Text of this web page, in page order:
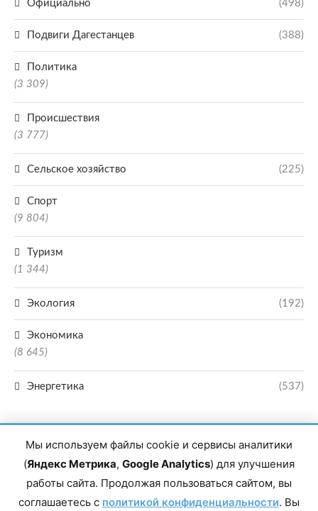
Официально (498)
Подвиги Дагестанцев (388)
Политика
(3 309)
Происшествия
(3 777)
Сельское хозяйство (225)
Спорт
(9 804)
Туризм
(1 344)
Экология (192)
Экономика
(8 645)
Энергетика (537)
Главный редактор сетевого издания Магомаев Тимур Нухович. Контакты
редакции: 8(988)-292-94-34 Почта: vestiskfo@gmail.com По вопросам
Мы используем файлы cookie и сервисы аналитики
(Яндекс Метрика, Google Analytics) для улучшения
работы сайта. Продолжая пользоваться сайтом, вы
соглашаетесь с политикой конфиденциальности. Вы